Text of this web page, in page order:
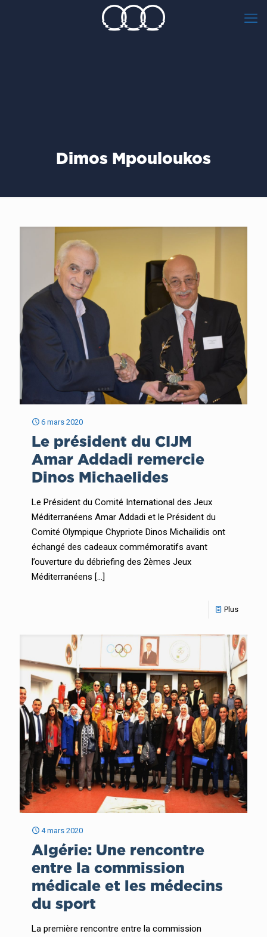
Dimos Mpouloukos
6 mars 2020
Le président du CIJM
Amar Addadi remercie
Dinos Michaelides
Le Président du Comité International des Jeux
Méditerranéens Amar Addadi et le Président du
Comité Olympique Chypriote Dinos Michailidis ont
échangé des cadeaux commémoratifs avant
l’ouverture du débriefing des 2èmes Jeux
Méditerranéens […]
Plus
4 mars 2020
Algérie: Une rencontre
entre la commission
médicale et les médecins
du sport
La première rencontre entre la commission